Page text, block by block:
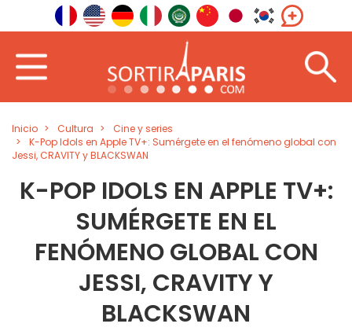
Inicio Cultura
Cine y series
K-Pop Idols en Apple TV+: Sumérgete en el fenómeno global con
Jessi, CRAVITY y BLACKSWAN
K-POP IDOLS EN APPLE TV+:
SUMÉRGETE EN EL
FENÓMENO GLOBAL CON
JESSI, CRAVITY Y
BLACKSWAN